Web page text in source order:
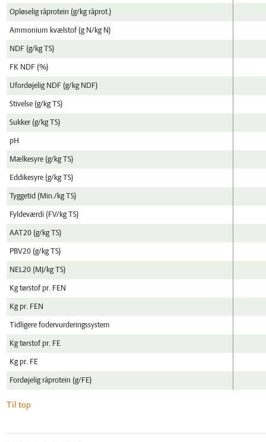
Opløselig råprotein (g/kg råprot.)
Ammonium kvælstof (g N/kg N)
NDF (g/kg TS)
FK NDF (%)
Ufordøjelig NDF (g/kg NDF)
Stivelse (g/kg TS)
Sukker (g/kg TS)
pH
Mælkesyre (g/kg TS)
Eddikesyre (g/kg TS)
Tyggetid (Min./kg TS)
Fyldeværdi (FV/kg TS)
AAT20 (g/kg TS)
PBV20 (g/kg TS)
NEL20 (MJ/kg TS)
Kg tørstof pr. FEN
Kg pr. FEN
Tidligere fodervurderingssystem
Kg tørstof pr. FE
Kg pr. FE
Fordøjelig råprotein (g/FE)
Til top